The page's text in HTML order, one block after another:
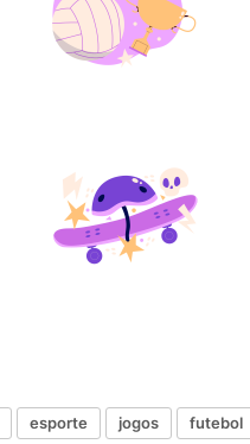
esporte jogos futebol